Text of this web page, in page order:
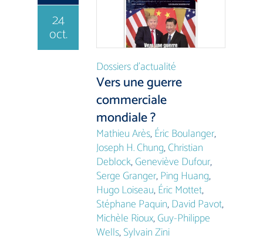
24
oct.
Dossiers d’actualité
Vers une guerre
commerciale
mondiale ?
Mathieu Arès,Éric Boulanger,
Joseph H. Chung,Christian
Deblock,Geneviève Dufour,
Serge Granger,Ping Huang,
Hugo Loiseau,Éric Mottet,
Stéphane Paquin,David Pavot,
Michèle Rioux,Guy-Philippe
Wells,Sylvain Zini